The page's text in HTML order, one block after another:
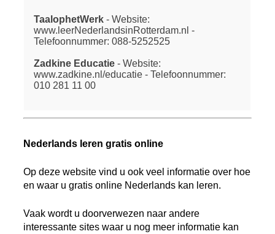
TaalophetWerk- Website:
www.leerNederlandsinRotterdam.nl -
Telefoonnummer: 088-5252525
Zadkine Educatie- Website:
www.zadkine.nl/educatie - Telefoonnummer:
010 281 11 00
Nederlands leren gratis online
Op deze website vind u ook veel informatie over hoe
en waar u gratis online Nederlands kan leren.
Vaak wordt u doorverwezen naar andere
interessante sites waar u nog meer informatie kan